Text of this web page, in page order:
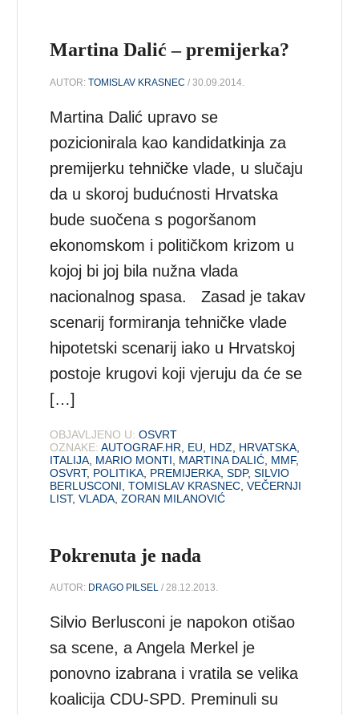
Martina Dalić – premijerka?
AUTOR:TOMISLAV KRASNEC / 30.09.2014.
Martina Dalić upravo se
pozicionirala kao kandidatkinja za
premijerku tehničke vlade, u slučaju
da u skoroj budućnosti Hrvatska
bude suočena s pogoršanom
ekonomskom i političkom krizom u
kojoj bi joj bila nužna vlada
nacionalnog spasa. Zasad je takav
scenarij formiranja tehničke vlade
hipotetski scenarij iako u Hrvatskoj
postoje krugovi koji vjeruju da će se
[…]
OBJAVLJENO U: OSVRT
OZNAKE: AUTOGRAF.HR EU HDZ HRVATSKA
ITALIJA MARIO MONTI MARTINA DALIĆ MMF,
OSVRT, POLITIKA PREMIJERKA ,SDP,SILVIO
BERLUSCONI ,TOMISLAV KRASNEC ,VEČERNJI
LIST,VLADA ,ZORAN MILANOVIĆ
Pokrenuta je nada
AUTOR: DRAGO PILSEL / 28.12.2013.
Silvio Berlusconi je napokon otišao
sa scene, a Angela Merkel je
ponovno izabrana i vratila se velika
koalicija CDU-SPD. Preminuli su